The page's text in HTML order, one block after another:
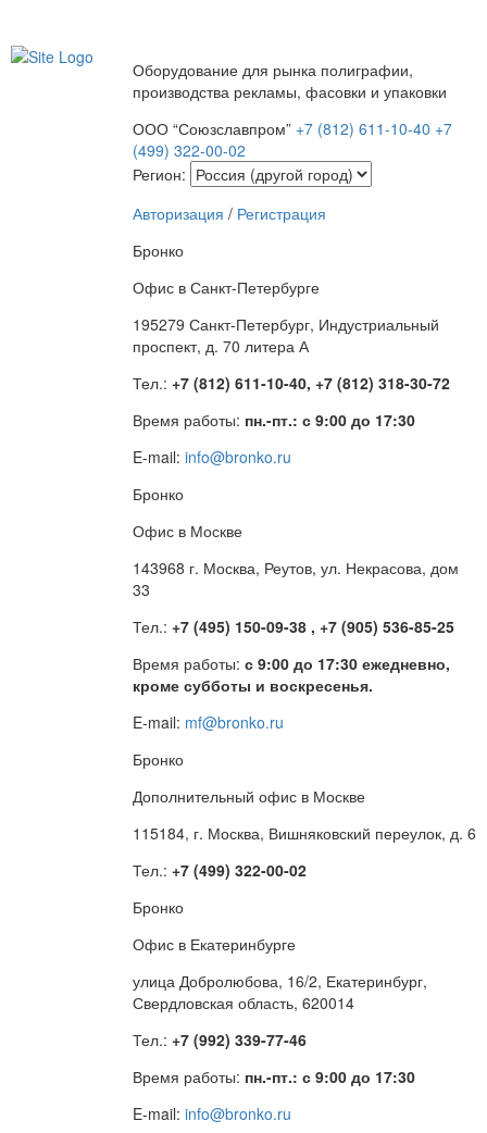
Оборудование для рынка полиграфии,
производства рекламы, фасовки и упаковки
ООО “Союзславпром” +7 (812) 611-10-40 +7
(499) 322-00-02
Регион:
Авторизация / Регистрация
Бронко
Офис в Санкт-Петербурге
195279 Санкт-Петербург, Индустриальный
проспект, д. 70 литера А
Тел.: +7 (812) 611-10-40, +7 (812) 318-30-72
Время работы: пн.-пт.: с 9:00 до 17:30
E-mail: info@bronko.ru
Бронко
Офис в Москве
143968 г. Москва, Реутов, ул. Некрасова, дом
33
Тел.: +7 (495) 150-09-38 , +7 (905) 536-85-25
Время работы: с 9:00 до 17:30 ежедневно,
кроме субботы и воскресенья.
E-mail: mf@bronko.ru
Бронко
Дополнительный офис в Москве
115184, г. Москва, Вишняковский переулок, д. 6
Тел.: +7 (499) 322-00-02
Бронко
Офис в Екатеринбурге
улица Добролюбова, 16/2, Екатеринбург,
Свердловская область, 620014
Тел.: +7 (992) 339-77-46
Время работы: пн.-пт.: с 9:00 до 17:30
E-mail: info@bronko.ru